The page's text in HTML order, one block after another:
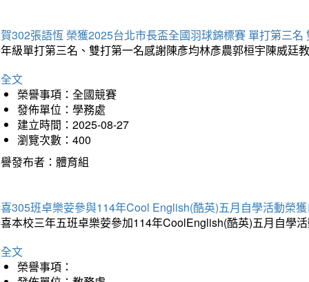
302張語恆 榮獲2025台北市長盃全國羽球錦標賽 單打第三名
級單打第三名、雙打第一名感謝陳彥均林彥農郭桓宇陳威廷
文
榮譽事項：全國競賽
發佈單位：學務處
建立時間：2025-08-27
瀏覽次數：400
發布者：體育組
305班卓樂荌參與114年Cool English(酷英)五月自學活動榮
本校三年五班卓樂荌參加114年CoolEnglish(酷英)五月自學
文
榮譽事項：